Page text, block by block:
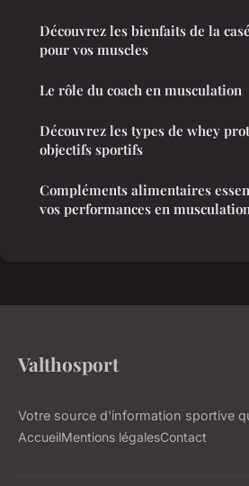
Découvrez les bienfaits de la
pour vos muscles
Le rôle du coach en musculation
Découvrez les types de whey
objectifs sportifs
Compléments alimentaires
vos performances en musculation
Valthosport
Votre source d'information sportive
AccueilMentions légalesContact